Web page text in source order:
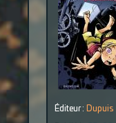
Éditeur : Dupuis